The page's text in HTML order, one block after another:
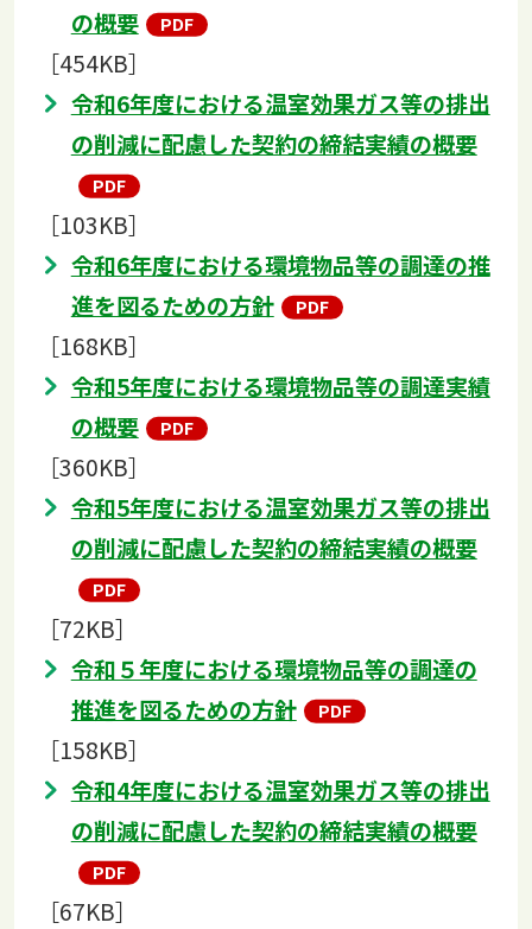
の概要
［454KB］
令和6年度における温室効果ガス等の排出
の削減に配慮した契約の締結実績の概要
［103KB］
令和6年度における環境物品等の調達の推
進を図るための方針
［168KB］
令和5年度における環境物品等の調達実績
の概要
［360KB］
令和5年度における温室効果ガス等の排出
の削減に配慮した契約の締結実績の概要
［72KB］
令和５年度における環境物品等の調達の
推進を図るための方針
［158KB］
令和4年度における温室効果ガス等の排出
の削減に配慮した契約の締結実績の概要
［67KB］